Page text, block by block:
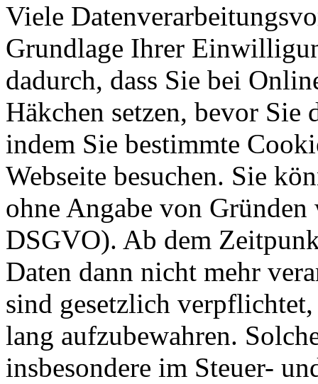
Viele
Grundlage Ihrer
dadurch, dass Sie bei
Häkchen setzen, bevor Sie
indem Sie bestimmte
Webseite besuchen. Sie
ohne Angabe von
DSGVO). Ab dem
Daten dann nicht mehr
sind gesetzlich
lang aufzubewahren.
insbesondere im Steuer-